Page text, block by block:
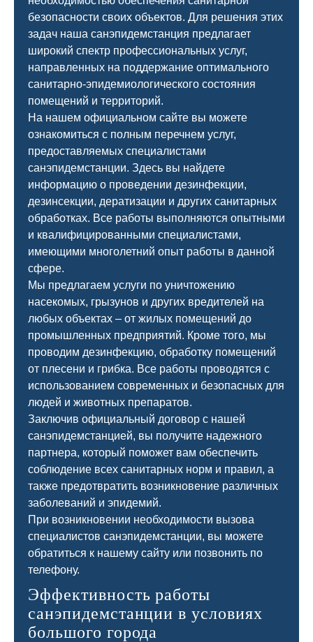
безопасности своих объектов. Для решения этих
задач наша санэпидемстанция предлагает
широкий спектр профессиональных услуг,
направленных на поддержание оптимального
санитарно-эпидемиологического состояния
помещений и территорий.
На нашем официальном сайте вы можете
ознакомиться с полным перечнем услуг,
предоставляемых специалистами
санэпидемстанции. Здесь вы найдете
информацию о проведении дезинфекции,
дезинсекции, дератизации и других санитарных
обработках. Все работы выполняются опытными
и квалифицированными специалистами,
имеющими многолетний опыт работы в данной
сфере.
Мы предлагаем услуги по уничтожению
насекомых, грызунов и других вредителей на
любых объектах – от жилых помещений до
промышленных предприятий. Кроме того, мы
проводим дезинфекцию, обработку помещений
от плесени и грибка. Все работы проводятся с
использованием современных и безопасных для
людей и животных препаратов.
Заключив официальный договор с нашей
санэпидемстанцией, вы получите надежного
партнера, который поможет вам обеспечить
соблюдение всех санитарных норм и правил, а
также предотвратить возникновение различных
заболеваний и эпидемий.
При возникновении необходимости вызова
специалистов санэпидемстанции, вы можете
обратиться к нашему сайту или позвонить по
телефону.
Эффективность работы
санэпидемстанции в условиях
большого города